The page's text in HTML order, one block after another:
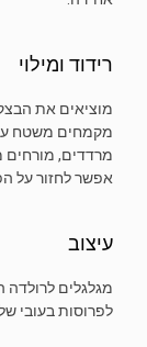
רידוד ומילוי
מוציאים את הבצק, מניחים 15
מקמחים משטח עבודה,
מרדדים, מורחים
אפשר לחזור על
עיצוב
מגלגלים
לפרוסות בעובי של כ-3